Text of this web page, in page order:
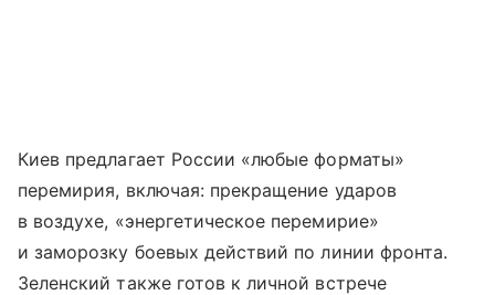
Киев предлагает России «любые форматы»
перемирия, включая: прекращение ударов
в воздухе, «энергетическое перемирие»
и заморозку боевых действий по линии фронта.
Зеленский также готов к личной встрече